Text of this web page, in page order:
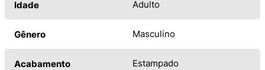
Idade Adulto
Gênero Masculino
Acabamento Estampado